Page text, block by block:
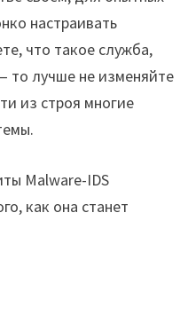
настраивать
что такое служба,
то лучше не изменяйте
из строя многие
Malware-IDS
как она станет